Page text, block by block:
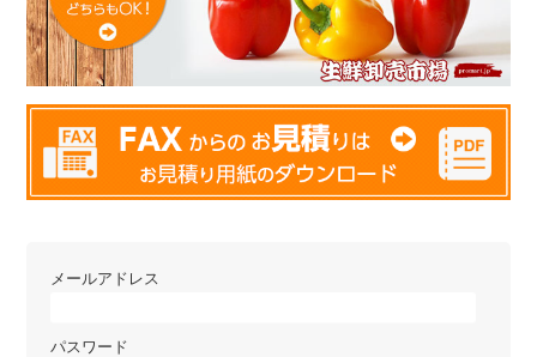
メールアドレス
パスワード